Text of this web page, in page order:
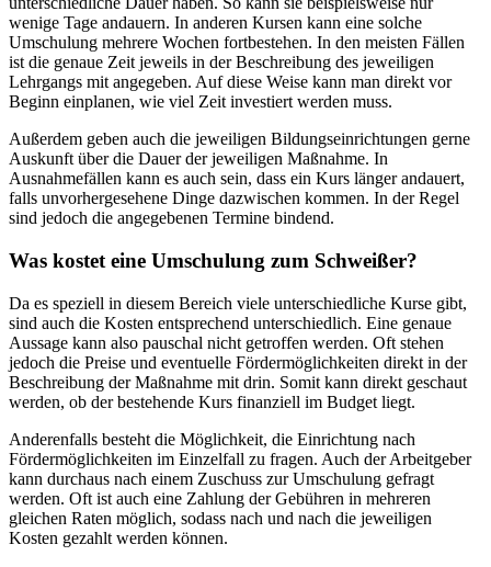
wenige Tage andauern. In anderen Kursen kann eine solche
Umschulung mehrere Wochen fortbestehen. In den meisten Fällen
ist die genaue Zeit jeweils in der Beschreibung des jeweiligen
Lehrgangs mit angegeben. Auf diese Weise kann man direkt vor
Beginn einplanen, wie viel Zeit investiert werden muss.
Außerdem geben auch die jeweiligen Bildungseinrichtungen gerne
Auskunft über die Dauer der jeweiligen Maßnahme. In
Ausnahmefällen kann es auch sein, dass ein Kurs länger andauert,
falls unvorhergesehene Dinge dazwischen kommen. In der Regel
sind jedoch die angegebenen Termine bindend.
Was kostet eine Umschulung zum Schweißer?
Da es speziell in diesem Bereich viele unterschiedliche Kurse gibt,
sind auch die Kosten entsprechend unterschiedlich. Eine genaue
Aussage kann also pauschal nicht getroffen werden. Oft stehen
jedoch die Preise und eventuelle Fördermöglichkeiten direkt in der
Beschreibung der Maßnahme mit drin. Somit kann direkt geschaut
werden, ob der bestehende Kurs finanziell im Budget liegt.
Anderenfalls besteht die Möglichkeit, die Einrichtung nach
Fördermöglichkeiten im Einzelfall zu fragen. Auch der Arbeitgeber
kann durchaus nach einem Zuschuss zur Umschulung gefragt
werden. Oft ist auch eine Zahlung der Gebühren in mehreren
gleichen Raten möglich, sodass nach und nach die jeweiligen
Kosten gezahlt werden können.